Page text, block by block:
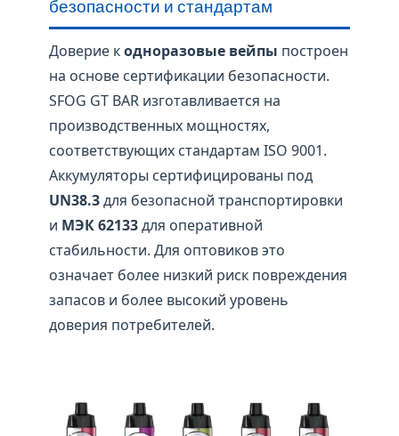
безопасности и стандартам
Доверие кодноразовые вейпы построен
на основе сертификации безопасности.
SFOG GT BAR изготавливается на
производственных мощностях,
соответствующих стандартам ISO 9001.
Аккумуляторы сертифицированы под
UN38.3для безопасной транспортировки
и МЭК 62133для оперативной
стабильности. Для оптовиков это
означает более низкий риск повреждения
запасов и более высокий уровень
доверия потребителей.